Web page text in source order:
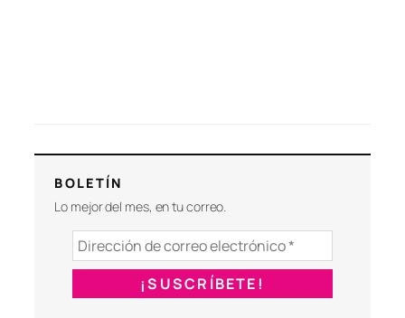
BOLETÍN
Lo mejor del mes, en tu correo.